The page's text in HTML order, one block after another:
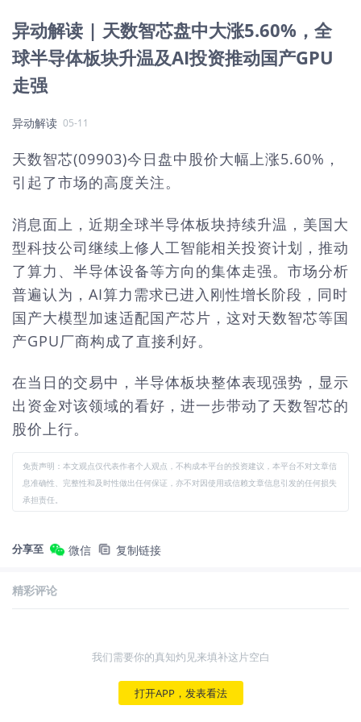
异动解读 | 天数智芯盘中大涨5.60%，全
球半导体板块升温及AI投资推动国产GPU
走强
异动解读 05-11
天数智芯(09903)今日盘中股价大幅上涨5.60%，
引起了市场的高度关注。
消息面上，近期全球半导体板块持续升温，美国大
型科技公司继续上修人工智能相关投资计划，推动
了算力、半导体设备等方向的集体走强。市场分析
普遍认为，AI算力需求已进入刚性增长阶段，同时
国产大模型加速适配国产芯片，这对天数智芯等国
产GPU厂商构成了直接利好。
在当日的交易中，半导体板块整体表现强势，显示
出资金对该领域的看好，进一步带动了天数智芯的
股价上行。
免责声明：本文观点仅代表作者个人观点，不构成本平台的投资建议，本平台不对文章信
息准确性、完整性和及时性做出任何保证，亦不对因使用或信赖文章信息引发的任何损失
承担责任。
分享至 微信 复制链接
精彩评论
我们需要你的真知灼见来填补这片空白
打开APP，发表看法